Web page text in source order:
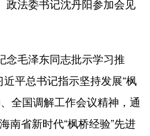
政法委书记沈丹阳参加会见
毛泽东同志批示学习推
近平总书记指示坚持发展“枫
全国调解工作会议精神，通
南省新时代“枫桥经验”先进